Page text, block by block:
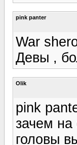
pink panter
War
Девы ,
Olik
pink
зачем
головы